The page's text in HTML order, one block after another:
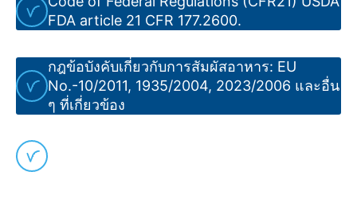
FDA article 21 CFR 177.2600.
กฎข้อบังคับเกี่ยวกับการสัมผัสอาหาร: EU
No.-10/2011, 1935/2004, 2023/2006 และอื่น
ๆ ที่เกี่ยวข้อง